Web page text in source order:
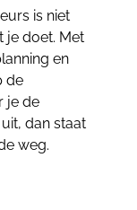
is niet
je doet. Met
en
de
je de
dan staat
weg.